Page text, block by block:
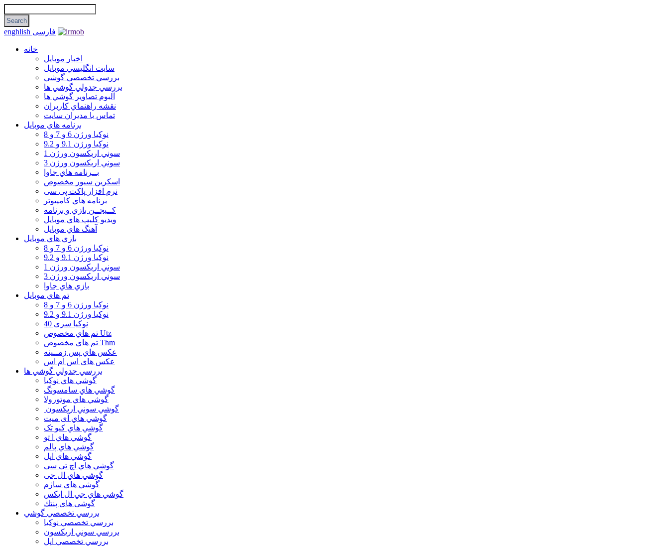
enghlish فارسی
خانه
اخبار موبایل
سايت انگليسي موبايل
بررسي تخصصي گوشي
بررسي جدولي گوشي ها
آلبوم تصاوير گوشي ها
نقشه راهنماي كاربران
تماس با مديران سايت
برنامه هاي موبايل
نوکیا ورژن 6 و 7 و 8
نوکیا ورژن 9.1 و 9.2
سوني اريكسون ورژن 1
سوني اريكسون ورژن 3
بــرنامه هاي جاوا
اسكرين سيور مخصوص
نرم افزار پاکت پی سی
برنامه هاي كامپيوتر
كــيجــن بازي و برنامه
ويديو كليپ هاي موبايل
آهنگ هاي موبايل
بازي هاي موبايل
نوكيا ورژن 6 و 7 و 8
نوكيا ورژن 9.1 و 9.2
سوني اريكسون ورژن 1
سوني اريكسون ورژن 3
بازي هاي جاوا
تم هاي موبايل
نوكيا ورژن 6 و 7 و 8
نوكيا ورژن 9.1 و 9.2
نوکیا سری 40
تم هاي مخصوص Utz
تم هاي مخصوص Thm
عكس هاي پس زمــينه
عكس های اس ام اس
بررسي جدولي گوشي ها
گوشي هاي نوكيا
گوشي هاي سامسونگ
گوشي هاي موتورولا
گوشي سوني اريكسون
گوشي هاي آی میت
گوشي هاي کیو تک
گوشي هاي ا تو
گوشي هاي پالم
گوشي هاي اپل
گوشي هاي اچ تی سی
گوشي هاي ال جی
گوشي هاي ساژم
گوشي هاي جي ال ايكس
گوشی های پنتك
بررسي تخصصي گوشي
بررسي تخصصي نوكيا
بررسي سوني اريكسون
بررسي تخصصي اپل